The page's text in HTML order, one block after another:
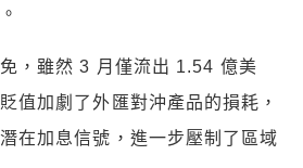
，雖然 3 月僅流出 1.54 億美
值加劇了外匯對沖產品的損耗，
在加息信號，進一步壓制了區域